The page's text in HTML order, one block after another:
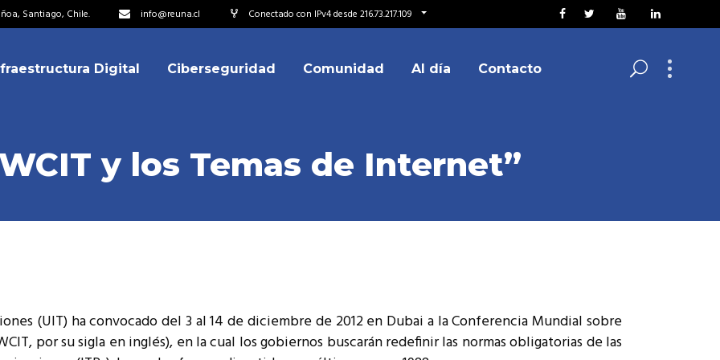
Santiago, Chile. info@reuna.cl Conectado con IPv4 desde 216.73.217.109
de Colaboración
Digital Ciberseguridad Comunidad Al día Contacto
y los Temas de Internet”
(UIT) ha convocado del 3 al 14 de diciembre de 2012 en Dubai a la Conferencia Mundial sobre
por su sigla en inglés), en la cual los gobiernos buscarán redefinir las normas obligatorias de las